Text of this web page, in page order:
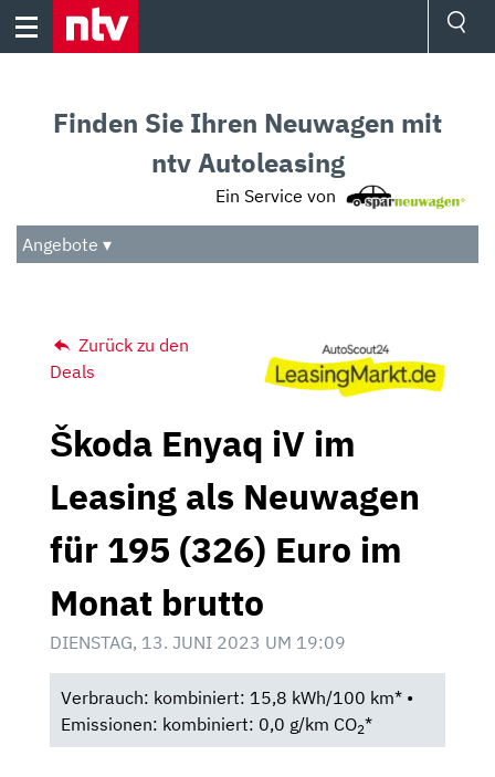
Skip
Audio
Das Beste
Finden Sie Ihren Neuwagen mit
ntv Autoleasing
Ein Service von
Angebote ▾
Zurück zu den
Deals
Škoda Enyaq iV im
Leasing als Neuwagen
für 195 (326) Euro im
Monat brutto
DIENSTAG, 13. JUNI 2023 UM 19:09
Verbrauch: kombiniert: 15,8 kWh/100 km* •
Emissionen: kombiniert: 0,0 g/km CO2*